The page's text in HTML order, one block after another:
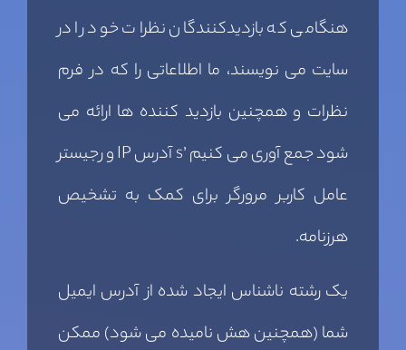
هنگامی که بازدیدکنندگان نظرات خود را در
سایت می نویسند، ما اطلاعاتی را که در فرم
نظرات و همچنین بازدید کننده ها ارائه می
شود جمع آوری می کنیم ’s آدرس IP و رجیستر
عامل کاربر مرورگر برای کمک به تشخیص
هرزنامه.
یک رشته ناشناس ایجاد شده از آدرس ایمیل
شما (همچنین هش نامیده می شود) ممکن